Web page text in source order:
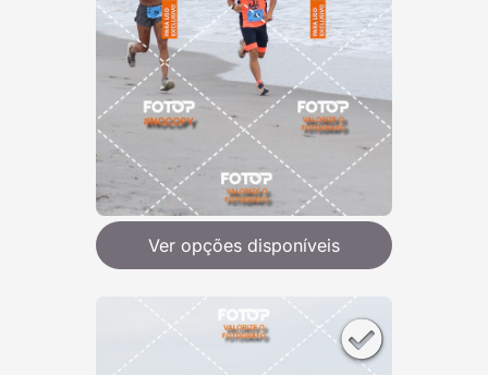
Ver opções disponíveis